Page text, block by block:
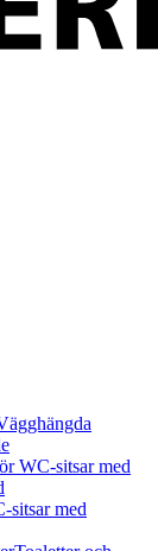
WC-sitsar med
sitsar med